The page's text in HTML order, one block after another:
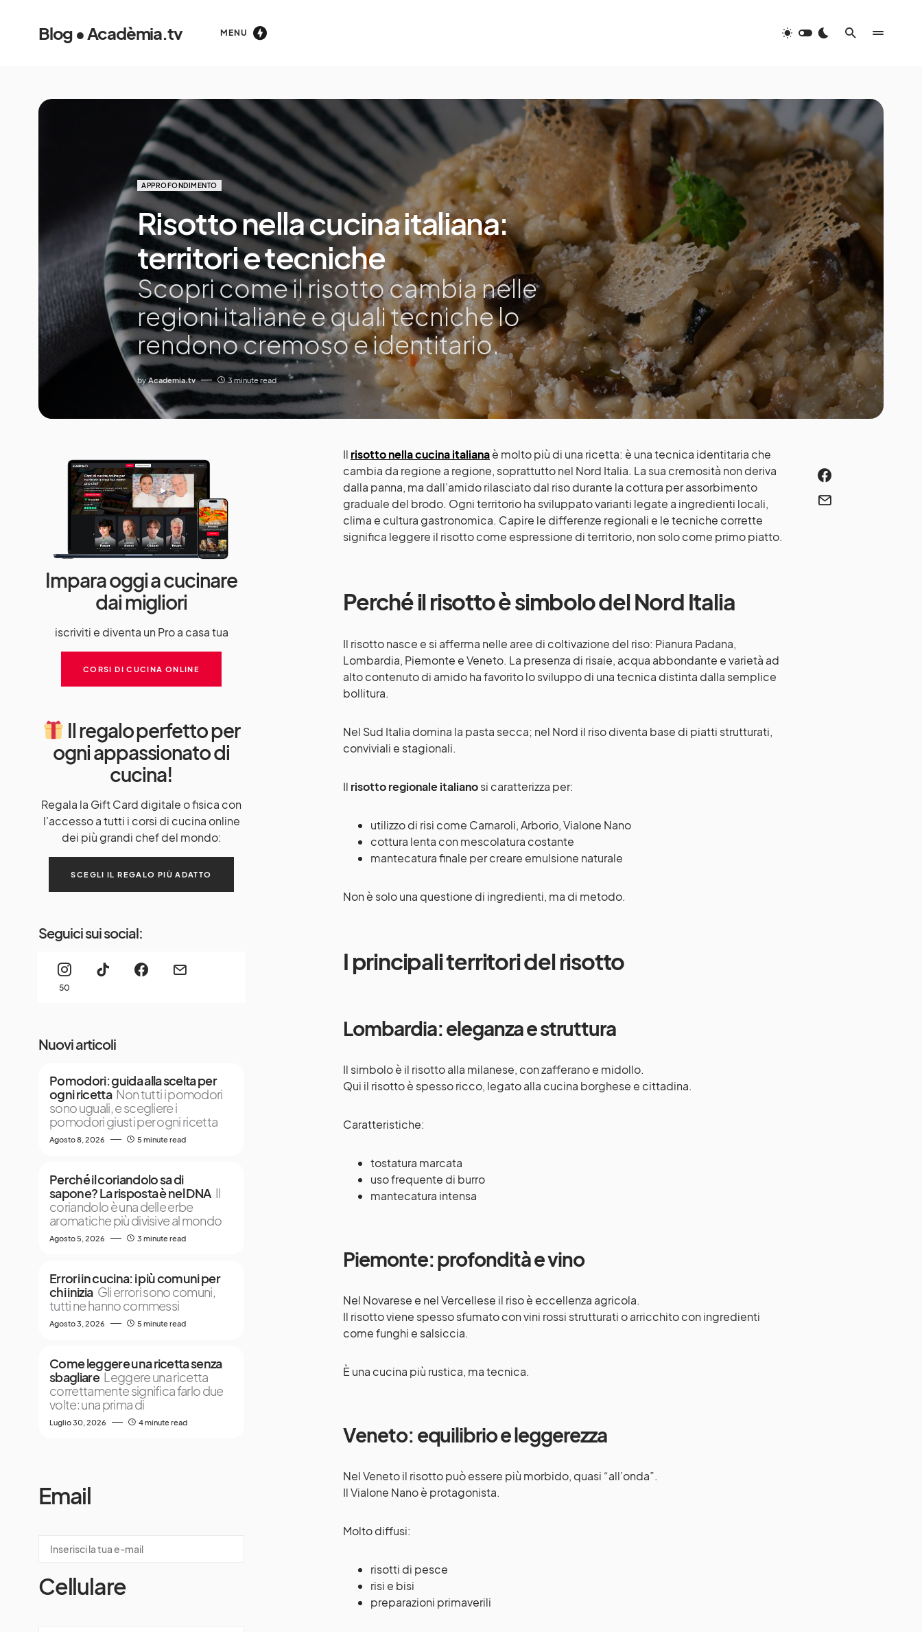
Blog • Acadèmia.tv MENU
APPROFONDIMENTO
Risotto nella cucina italiana:
territori e tecniche
Scopri come il risotto cambia nelle
regioni italiane e quali tecniche lo
rendono cremoso e identitario.
by Academia.tv 3 minute read
Il risotto nella cucina italianaè molto più di una ricetta: è una tecnica identitaria che
cambia da regione a regione, soprattutto nel Nord Italia. La sua cremosità non deriva
dalla panna, ma dall’amido rilasciato dal riso durante la cottura per assorbimento
graduale del brodo. Ogni territorio ha sviluppato varianti legate a ingredienti locali,
clima e cultura gastronomica. Capire le differenze regionali e le tecniche corrette
significa leggere il risotto come espressione di territorio, non solo come primo piatto.
Perché il risotto è simbolo del Nord Italia
Il risotto nasce e si afferma nelle aree di coltivazione del riso: Pianura Padana,
Lombardia, Piemonte e Veneto. La presenza di risaie, acqua abbondante e varietà ad
alto contenuto di amido ha favorito lo sviluppo di una tecnica distinta dalla semplice
bollitura.
Nel Sud Italia domina la pasta secca; nel Nord il riso diventa base di piatti strutturati,
conviviali e stagionali.
Il risotto regionale italianosi caratterizza per:
utilizzo di risi come Carnaroli, Arborio, Vialone Nano
cottura lenta con mescolatura costante
mantecatura finale per creare emulsione naturale
Non è solo una questione di ingredienti, ma di metodo.
I principali territori del risotto
Lombardia: eleganza e struttura
Il simbolo è il risotto alla milanese, con zafferano e midollo.
Qui il risotto è spesso ricco, legato alla cucina borghese e cittadina.
Caratteristiche:
tostatura marcata
uso frequente di burro
mantecatura intensa
Piemonte: profondità e vino
Nel Novarese e nel Vercellese il riso è eccellenza agricola.
Il risotto viene spesso sfumato con vini rossi strutturati o arricchito con ingredienti
come funghi e salsiccia.
È una cucina più rustica, ma tecnica.
Veneto: equilibrio e leggerezza
Nel Veneto il risotto può essere più morbido, quasi “all’onda”.
Il Vialone Nano è protagonista.
Molto diffusi:
risotti di pesce
risi e bisi
preparazioni primaverili
Impara oggi a cucinare
dai migliori
iscriviti e diventa un Pro a casa tua
CORSI DI CUCINA ONLINE
Il regalo perfetto per
ogni appassionato di
cucina!
Regala la Gift Card digitale o fisica con
l'accesso a tutti i corsi di cucina online
dei più grandi chef del mondo:
SCEGLI IL REGALO PIÙ ADATTO
Seguici sui social:
50
Nuovi articoli
Pomodori: guida alla scelta per
ogni ricetta Non tutti i pomodori
sono uguali, e scegliere i
pomodori giusti per ogni ricetta
Agosto 8, 2026 5 minute read
Perché il coriandolo sa di
sapone? La risposta è nel DNA Il
coriandolo è una delle erbe
aromatiche più divisive al mondo
Agosto 5, 2026 3 minute read
Errori in cucina: i più comuni per
chi inizia Gli errori sono comuni,
tutti ne hanno commessi
Agosto 3, 2026 5 minute read
Come leggere una ricetta senza
sbagliare Leggere una ricetta
correttamente significa farlo due
volte: una prima di
Luglio 30, 2026 4 minute read
Email
Cellulare